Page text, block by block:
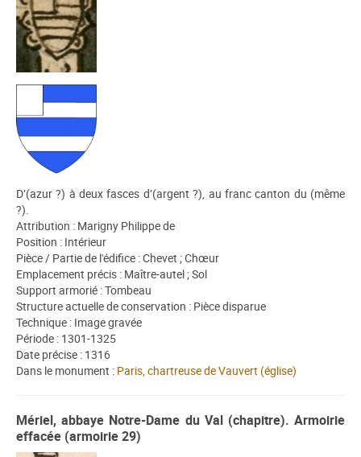
D’(azur ?) à deux fasces d’(argent ?), au franc canton du (même
?).
Attribution : Marigny Philippe de
Position : Intérieur
Pièce / Partie de l'édifice : Chevet ; Chœur
Emplacement précis : Maître-autel ; Sol
Support armorié : Tombeau
Structure actuelle de conservation : Pièce disparue
Technique : Image gravée
Période : 1301-1325
Date précise : 1316
Dans le monument : Paris, chartreuse de Vauvert (église)
Mériel, abbaye Notre-Dame du Val (chapitre). Armoirie
effacée (armoirie 29)